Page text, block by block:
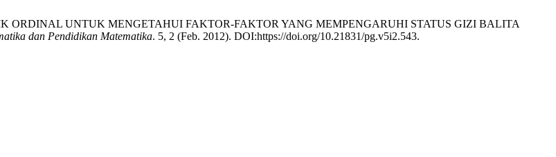
ORDINAL UNTUK MENGETAHUI FAKTOR-FAKTOR YANG MEMPENGARUHI STATUS GIZI BALITA
dan Pendidikan Matematika. 5, 2 (Feb. 2012). DOI:https://doi.org/10.21831/pg.v5i2.543.